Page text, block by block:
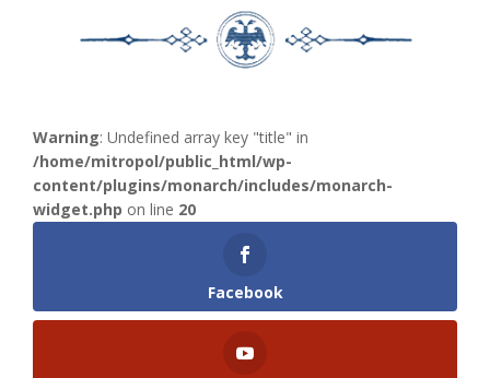
Warning: Undefined array key "title" in
/home/mitropol/public_html/wp-
content/plugins/monarch/includes/monarch-
widget.php on line 20
Facebook